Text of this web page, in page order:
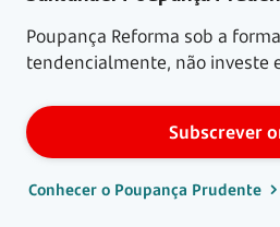
Poupança Reforma sob a
tendencialmente, não investe
Subscrever
Conhecer o Poupança Prudente